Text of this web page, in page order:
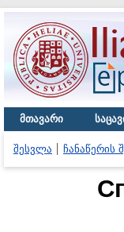
მთავარი
შესვლა ჩანაწერის